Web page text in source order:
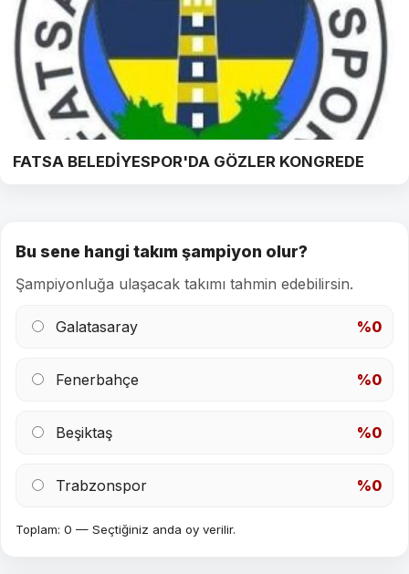
FATSA BELEDİYESPOR'DA GÖZLER KONGREDE
Bu sene hangi takım şampiyon olur?
Şampiyonluğa ulaşacak takımı tahmin edebilirsin.
Galatasaray %0
Fenerbahçe %0
Beşiktaş %0
Trabzonspor %0
Toplam: 0 — Seçtiğiniz anda oy verilir.